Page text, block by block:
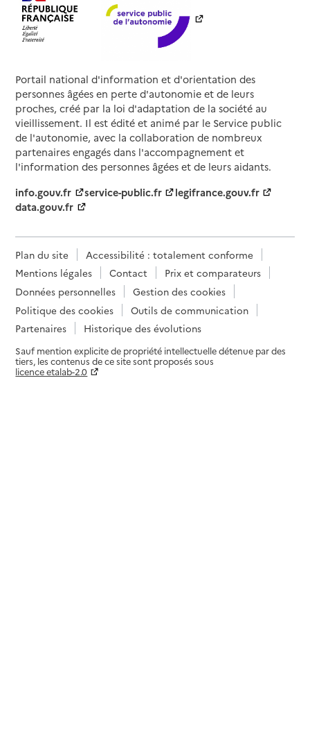
Portail national d'information et d'orientation des
personnes âgées en perte d'autonomie et de leurs
proches, créé par la loi d'adaptation de la société au
vieillissement. Il est édité et animé par le Service public
de l'autonomie, avec la collaboration de nombreux
partenaires engagés dans l'accompagnement et
l'information des personnes âgées et de leurs aidants.
info.gouv.fr
service-public.fr
legifrance.gouv.fr
data.gouv.fr
Plan du site
Accessibilité : totalement conforme
Mentions légales
Contact
Prix et comparateurs
Données personnelles
Gestion des cookies
Politique des cookies
Outils de communication
Partenaires
Historique des évolutions
Sauf mention explicite de propriété intellectuelle détenue par des
tiers, les contenus de ce site sont proposés sous
licence etalab-2.0